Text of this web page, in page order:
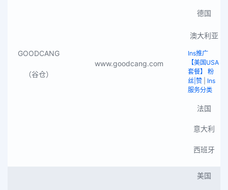
GOODCANG
（谷仓）
www.goodcang.com
德国
澳大利亚
Ins推广
【美国USA
套餐】 粉
丝|赞
Ins
服务分类
法国
意大利
西班牙
美国